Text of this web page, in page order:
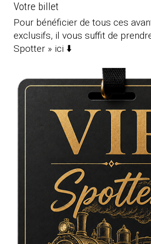
Votre billet
Pour bénéficier de tous ces
exclusifs, il vous suffit de
Spotter » ici ⬇️